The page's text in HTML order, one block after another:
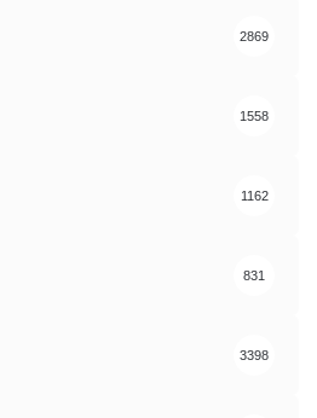
2869
1558
1162
831
3398